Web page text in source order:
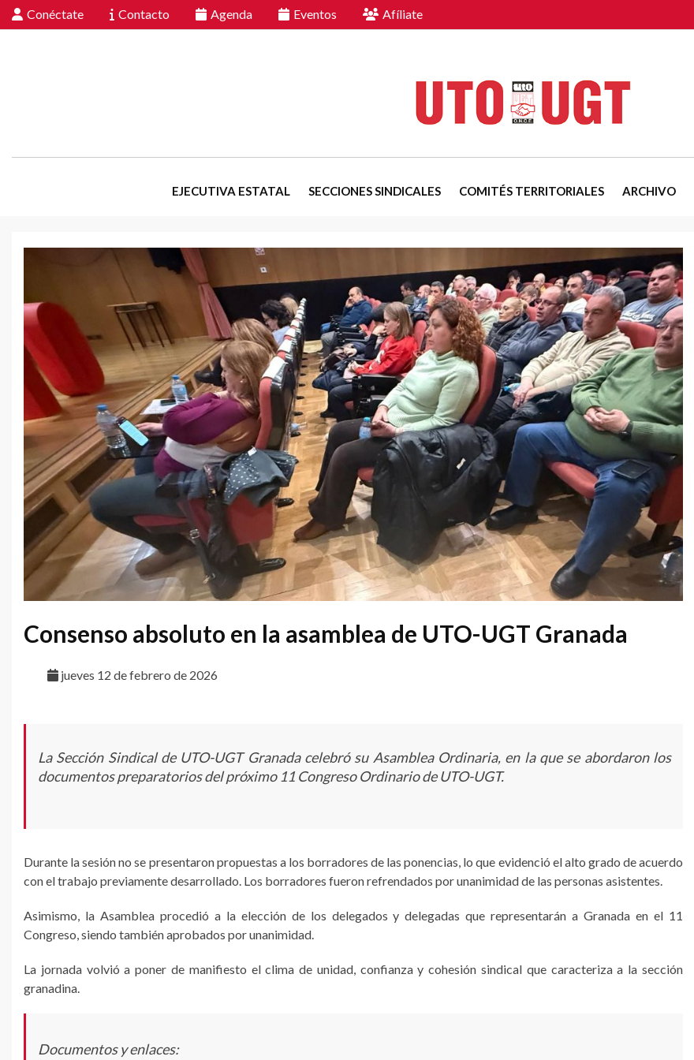
Conéctate Contacto Agenda Eventos Afíliate
EJECUTIVA ESTATAL SECCIONES SINDICALES COMITÉS TERRITORIALES ARCHIVO
Consenso absoluto en la asamblea de UTO-UGT Granada
jueves 12 de febrero de 2026
La Sección Sindical de UTO-UGT Granada celebró su Asamblea Ordinaria, en la que se abordaron los
documentos preparatorios del próximo 11 Congreso Ordinario de UTO-UGT.
Durante la sesión no se presentaron propuestas a los borradores de las ponencias, lo que evidenció el alto grado de acuerdo
con el trabajo previamente desarrollado. Los borradores fueron refrendados por unanimidad de las personas asistentes.
Asimismo, la Asamblea procedió a la elección de los delegados y delegadas que representarán a Granada en el 11
Congreso, siendo también aprobados por unanimidad.
La jornada volvió a poner de manifiesto el clima de unidad, confianza y cohesión sindical que caracteriza a la sección
granadina.
Documentos y enlaces: